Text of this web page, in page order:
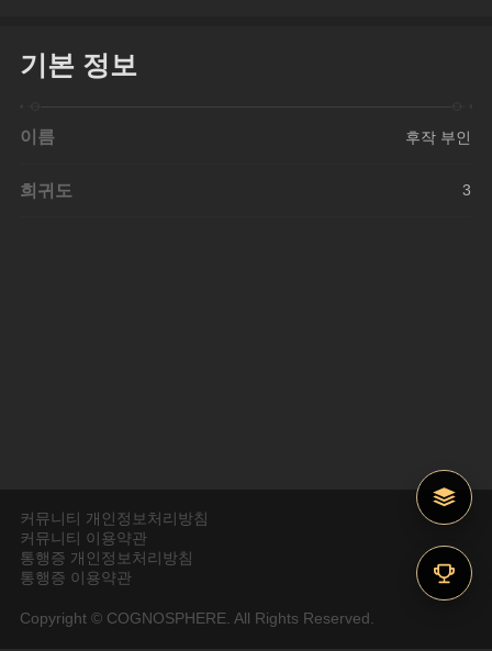
기본 정보
이름 후작 부인
희귀도 3
커뮤니티 개인정보처리방침
커뮤니티 이용약관
통행증 개인정보처리방침
통행증 이용약관
Copyright © COGNOSPHERE. All Rights Reserved.